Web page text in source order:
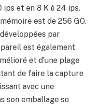
ips et en 8 K à 24 ips.
est de 256 GO.
par
est également
et d’une plage
de faire la capture
avec une
son emballage se